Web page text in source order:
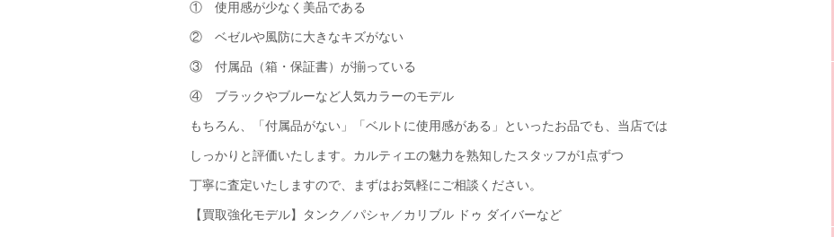
① 使用感が少なく美品である
② ベゼルや風防に大きなキズがない
③ 付属品（箱・保証書）が揃っている
④ ブラックやブルーなど人気カラーのモデル
もちろん、「付属品がない」「ベルトに使用感がある」といったお品でも、当店では
しっかりと評価いたします。カルティエの魅力を熟知したスタッフが1点ずつ
丁寧に査定いたしますので、まずはお気軽にご相談ください。
【買取強化モデル】タンク／パシャ／カリブル ドゥ ダイバーなど